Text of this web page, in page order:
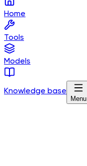
Home
Tools
Models
Knowledge base
Menu